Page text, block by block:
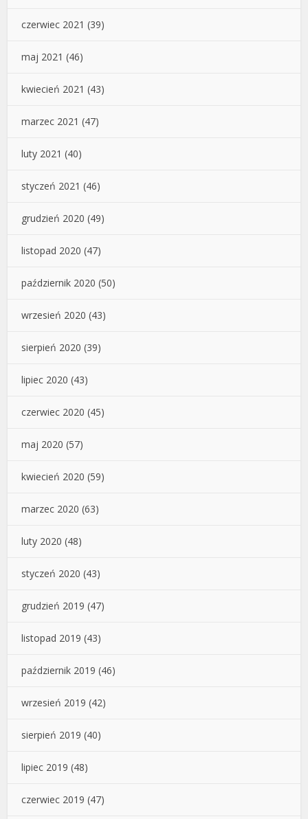
czerwiec 2021 (39)
maj 2021 (46)
kwiecień 2021 (43)
marzec 2021 (47)
luty 2021 (40)
styczeń 2021 (46)
grudzień 2020 (49)
listopad 2020 (47)
październik 2020 (50)
wrzesień 2020 (43)
sierpień 2020 (39)
lipiec 2020 (43)
czerwiec 2020 (45)
maj 2020 (57)
kwiecień 2020 (59)
marzec 2020 (63)
luty 2020 (48)
styczeń 2020 (43)
grudzień 2019 (47)
listopad 2019 (43)
październik 2019 (46)
wrzesień 2019 (42)
sierpień 2019 (40)
lipiec 2019 (48)
czerwiec 2019 (47)